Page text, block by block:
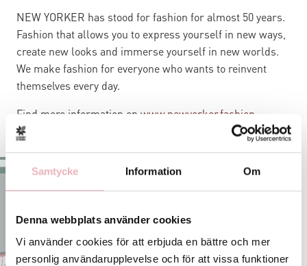
Samtycke Information Om
Denna webbplats använder cookies
Vi använder cookies för att erbjuda en bättre och mer
personlig användarupplevelse och för att vissa funktioner
NEW YORKER has stood for fashion for almost 50 years.
Fashion that allows you to express yourself in new ways,
create new looks and immerse yourself in new worlds.
We make fashion for everyone who wants to reinvent
themselves every day.
Find more information on www.newyorker.fashion